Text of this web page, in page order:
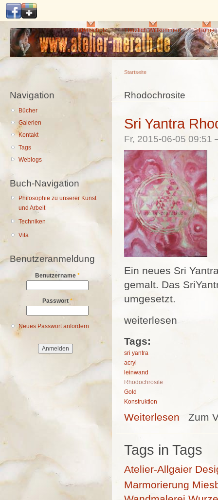
Hauptmenü Datenschutz Herzlich Willkommen Home
Navigation
Bücher
Galerien
Kontakt
Tags
Weblogs
Buch-Navigation
Philosophie zu unserer Kunst
und Arbeit
Techniken
Vita
Benutzeranmeldung
Benutzername *
Passwort *
Neues Passwort anfordern
Sie sind hier
Startseite
Rhodochrosite
Sri Yantra
Fr, 2015-06-05
Ein neues Sri
gemalt. Das
umgesetzt.
weiterlesen
Tags:
sri yantra
acryl
leinwand
Rhodochrosite
Gold
Konstruktion
Weiterlesen über Sri
Zum
Tags in Tags
Atelier-Allgaier
Marmorierung